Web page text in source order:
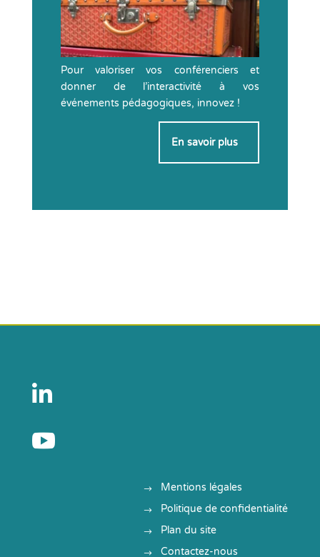
Pour valoriser vos conférenciers et
donner de l’interactivité à vos
événements pédagogiques, innovez !
En savoir plus


Mentions légales
Politique de confidentialité
Plan du site
Contactez-nous